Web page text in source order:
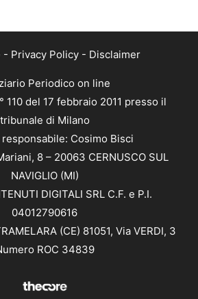
- Privacy Policy- Disclaimer
Periodico on line
110 del 17 febbraio 2011 presso il
tribunale di Milano
Cosimo Bisci
8 – 20063 CERNUSCO SUL
NAVIGLIO (MI)
DIGITALI SRL C.F. e P.I.
04012790616
(CE) 81051, Via VERDI, 3
ROC 34839